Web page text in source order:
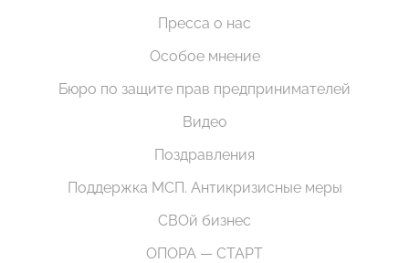
Пресса о нас
Особое мнение
Бюро по защите прав предпринимателей
Видео
Поздравления
Поддержка МСП. Антикризисные меры
СВОй бизнес
ОПОРА — СТАРТ